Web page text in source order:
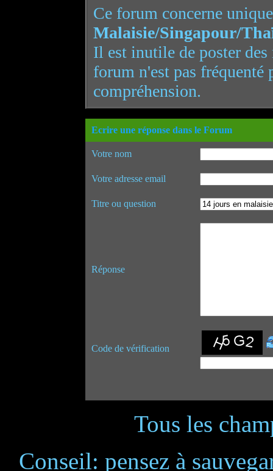
Ce forum concerne
Malaisie/Singapour/
Il est inutile de poster
forum n'est pas
compréhension.
Ecrire une réponse dans le Forum
Votre nom
Votre adresse email
Titre ou question
Réponse
Code de vérification
Tous les
Conseil: pensez à